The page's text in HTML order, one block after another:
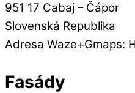
951 17 Cabaj – Čápor
Slovenská Republika
Adresa Waze+Gmaps:
Fasády